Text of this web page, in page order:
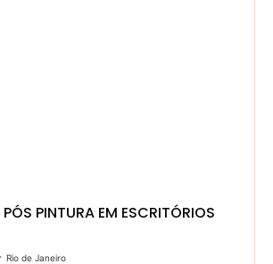
PINTURA EM ESCRITÓRIOS
Rio de Janeiro